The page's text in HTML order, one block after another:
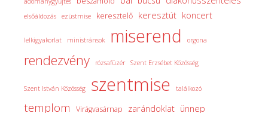
elsőáldozás ezüstmise keresztelő keresztút koncert
lelkigyakorlat ministránsok miserend orgona
rendezvény rózsafüzér Szent Erzsébet Közösség
Szent István Közösség szentmise találkozó
templom Virágvasárnap zarándoklat ünnep